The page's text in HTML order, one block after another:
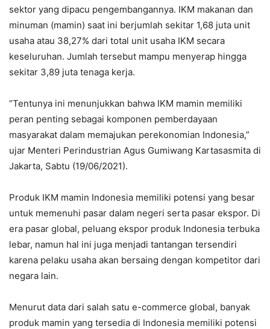
sektor yang dipacu pengembangannya. IKM makanan dan
minuman (mamin) saat ini berjumlah sekitar 1,68 juta unit
usaha atau 38,27% dari total unit usaha IKM secara
keseluruhan. Jumlah tersebut mampu menyerap hingga
sekitar 3,89 juta tenaga kerja.
“Tentunya ini menunjukkan bahwa IKM mamin memiliki
peran penting sebagai komponen pemberdayaan
masyarakat dalam memajukan perekonomian Indonesia,”
ujar Menteri Perindustrian Agus Gumiwang Kartasasmita di
Jakarta, Sabtu (19/06/2021).
Produk IKM mamin Indonesia memiliki potensi yang besar
untuk memenuhi pasar dalam negeri serta pasar ekspor. Di
era pasar global, peluang ekspor produk Indonesia terbuka
lebar, namun hal ini juga menjadi tantangan tersendiri
karena pelaku usaha akan bersaing dengan kompetitor dari
negara lain.
Menurut data dari salah satu e-commerce global, banyak
produk mamin yang tersedia di Indonesia memiliki potensi